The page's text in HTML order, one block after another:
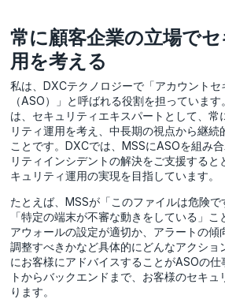
常に顧客企業の立場で
用を考える
私は、DXCテクノロジーで「アカウント
（ASO）」と呼ばれる役割を担っていま
は、セキュリティエキスパートとして、常
リティ運用を考え、中長期の視点から継続
ことです。DXCでは、MSSにASOを組み
リティインシデントの解決をご支援すると
キュリティ運用の実現を目指しています。
たとえば、MSSが「このファイルは危険で
「特定の端末が不審な動きをしている」
アウォールの設定が適切か、アラートの傾
調整すべきかなど具体的にどんなアクショ
にお客様にアドバイスすることがASOの
トからバックエンドまで、お客様のセキ
ります。